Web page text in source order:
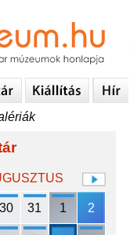
30 31 1 2